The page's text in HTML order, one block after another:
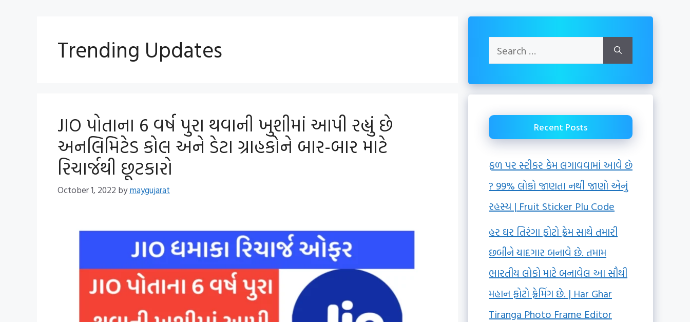
Trending Updates
JIO પોતાના 6 વર્ષ પુરા થવાની ખુશીમાં આપી રહ્યું છે
અનલિમિટેડ કોલ અને ડેટા ગ્રાહકોને બાર-બાર માટે
રિચાર્જથી છૂટકારો
October 1, 2022 bymaygujarat
Search
for:
Recent Posts
ફળ પર સ્ટીકર કેમ લગાવવામાં આવે છે
? 99% લોકો જાણતા નથી જાણો એનું
રહસ્ય | Fruit Sticker Plu Code
હર ઘર તિરંગા ફોટો ફ્રેમ સાથે તમારી
છબીને યાદગાર બનાવે છે. તમામ
ભારતીય લોકો માટે બનાવેલ આ સૌથી
મહાન ફોટો ફ્રેમિંગ છે. | Har Ghar
Tiranga Photo Frame Editor